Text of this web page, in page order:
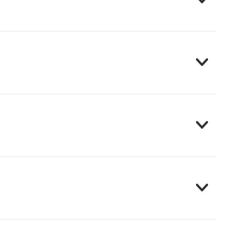
keyboard_arrow_down
keyboard_arrow_down
keyboard_arrow_down